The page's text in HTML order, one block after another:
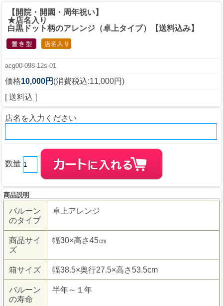
【開院・開園・周年祝い】
★店名入り
白黒ドット柄のアレンジ（卓上タイプ）【送料込み】
acg00-098-12s-01
価格10,000円 (消費税込:11,000円)
[ 送料込 ]
店名を入力ください
数量
商品説明
バルーン
のタイプ
卓上アレンジ
商品サイ
ズ
幅30×高さ45㎝
箱サイズ 幅38.5×奥行27.5×高さ53.5cm
バルーン
の寿命
半年～１年